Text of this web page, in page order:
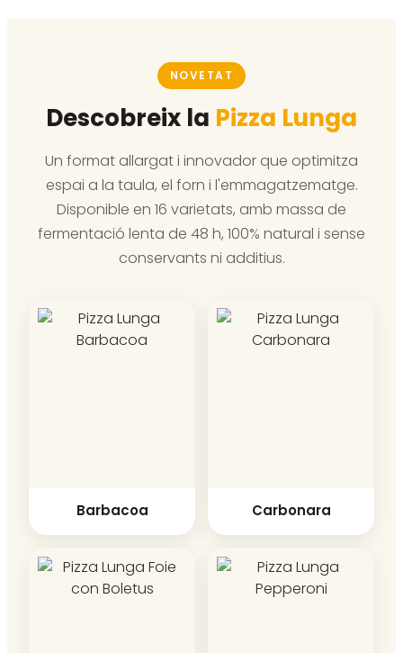
NOVETAT
Descobreix la Pizza Lunga
Un format allargat i innovador que optimitza
espai a la taula, el forn i l'emmagatzematge.
Disponible en 16 varietats, amb massa de
fermentació lenta de 48 h, 100% natural i sense
conservants ni additius.
Barbacoa Carbonara